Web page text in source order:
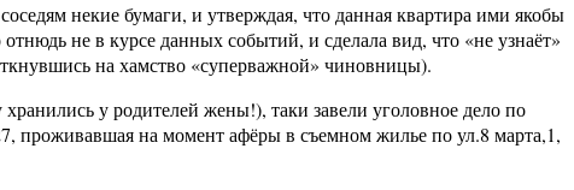
некие бумаги, и утверждая, что данная квартира ими якобы
не в курсе данных событий, и сделала вид, что «не узнаёт»
на хамство «суперважной» чиновницы).
у родителей жены!), таки завели уголовное дело по
проживавшая на момент афёры в съемном жилье по ул.8 марта,1,